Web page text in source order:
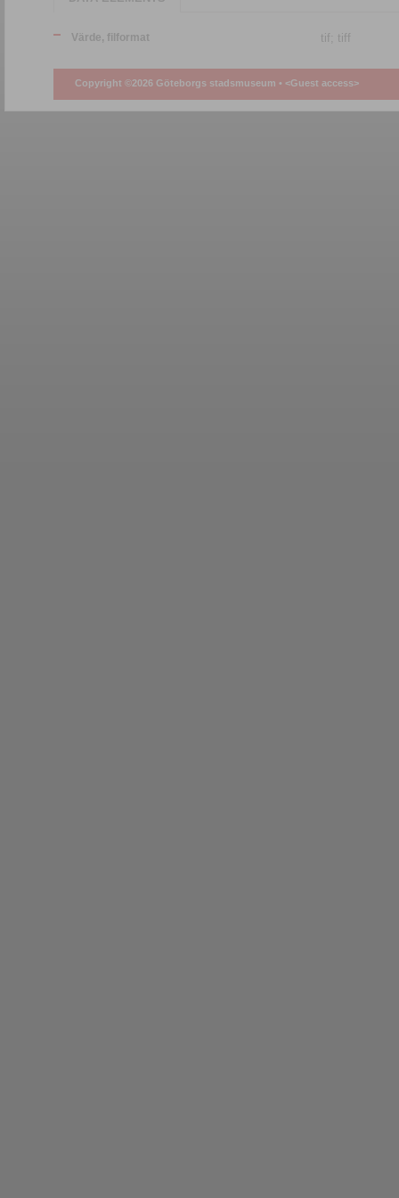
Värde, filformat tif; tiff
Copyright ©2026 Göteborgs stadsmuseum • <Guest access>